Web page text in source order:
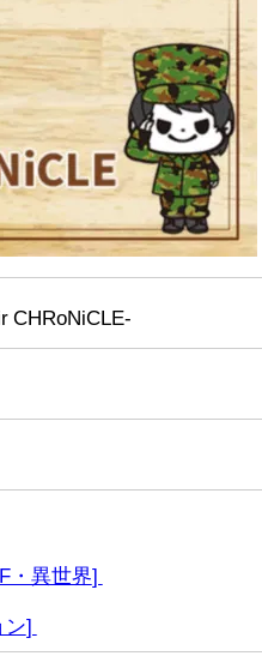
CHRoNiCLE-
・異世界]
ン]